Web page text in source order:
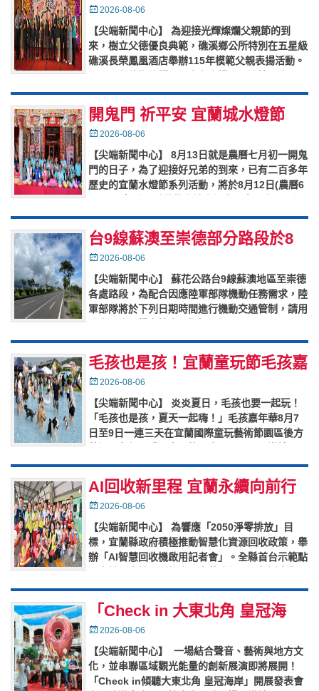
揚
Posted
2026-08-06
【尖端新聞中心】 為迎接光輝燦爛父親節的到
來，樹立父德優良典範，礁溪鄉公所特別在五星級
礁溪長榮鳳凰酒店舉辦115年模範父親表揚活動。
村模範父親披掛彩帶，並頒…
開鬼門 祈平安 宜蘭城水燈節
8/12宜蘭河畔放水燈
Posted
2026-08-06
【尖端新聞中心】 8月13日就是農曆七月初一開鬼
門的日子，為了迎接好兄弟的到來，已有二百多年
歷史的宜蘭水燈節系列活動，將於8月12日(農曆6
雨順。 活動內…
台9線蘇澳至崇德部分路段於8
月9日至14日因應陸軍部隊機動
任務實施交管
Posted
2026-08-06
【尖端新聞中心】 蘇花公路台9線蘇澳地區至崇德
各處路段，為配合因應陸軍部隊機動任務需求，陸
軍部隊將於下列日期時間進行機動交通管制，請用
晚上10時至晚上1…
毛孩也是孩！宜蘭童玩節毛孩嘉
年華8月7日至9日歡樂登場
Posted
2026-08-06
【尖端新聞中心】 炎炎夏日，毛孩也要一起玩！
「毛孩也是孩，夏天一起嗨！」毛孩嘉年華8月7
日至9日一連三天在宜蘭國際童玩藝術節園區後方
毛孩家庭一同參與夏日盛會…
AI回收新里程 宜蘭永續向前行
Posted
2026-08-06
【尖端新聞中心】 為響應「2050淨零排放」目
標，宜蘭縣政府積極推動智慧化資源回收政策，舉
辦「AI智慧回收機啟用記者會」。全縣首台示範點
多的羅東夜市商圈。這…
「Check in 大東北角 皇冠海
岸」開展發表會登場 跨域串聯
雙觀光圈，打造永續旅遊新風貌
Posted
2026-08-06
【尖端新聞中心】 一場結合聲音、藝術與地方文
化，並串聯區域觀光能量的創新展演即將展開！
「Check in傾聽大東北角 皇冠海岸」開展發表會